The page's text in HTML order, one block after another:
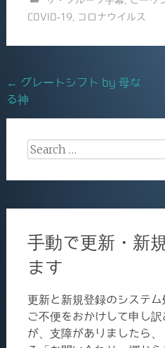
e
o
o
l
COVID-19, コロナウイルス
Post
navigation
← グレートシフト by 母な
る神
Search
手動で更新・新
ます
更新と新規登録のシステム
ご不便をおかけして申し
が、支障がありましたら